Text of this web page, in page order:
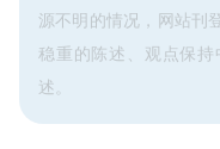
源不明的情况，网站刊
稳重的陈述、观点保
述。